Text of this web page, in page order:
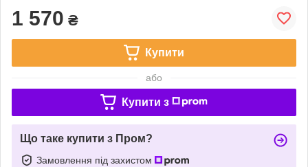
1 570 ₴
Купити
або
Купити з
Що таке купити з Пром?
Замовлення під захистом